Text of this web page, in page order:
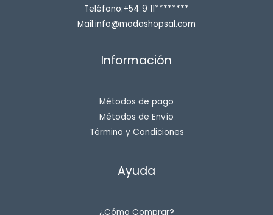
Teléfono:+54 9 11********
Mail:info@modashopsal.com
Información
Métodos de pago
Métodos de Envío
Término y Condiciones
Ayuda
¿Cómo Comprar?